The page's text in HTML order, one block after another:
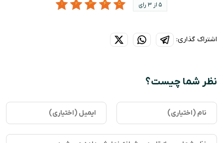
5 از 3 رای
اشتراک گذاری:
نظر شما چیست؟